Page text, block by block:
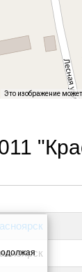
Это изображение